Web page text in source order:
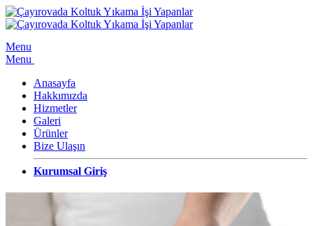
Menu
Menu
Anasayfa
Hakkımızda
Hizmetler
Galeri
Ürünler
Bize Ulaşın
Kurumsal Giriş